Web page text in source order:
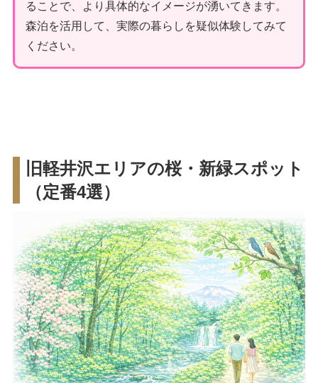
ることで、より具体的なイメージが湧いてきます。
森泊を活用して、実際の暮らしを疑似体験してみて
ください。
旧軽井沢エリアの桜・新緑スポット
（定番4選）